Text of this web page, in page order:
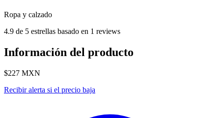
Ropa y calzado
4.9 de 5 estrellas basado en 1 reviews
Información del producto
$227 MXN
Recibir alerta si el precio baja